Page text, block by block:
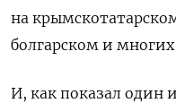
на
болгарском и
И, как показал